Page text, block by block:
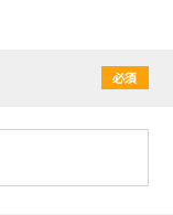
必須